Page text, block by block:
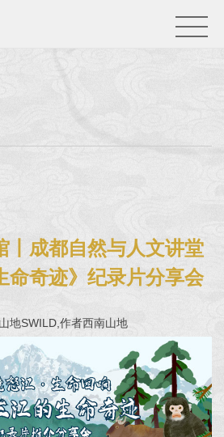
丨成都自然与人文讲堂
命奇迹》纪录片分享会
SWILD,作者西南山地